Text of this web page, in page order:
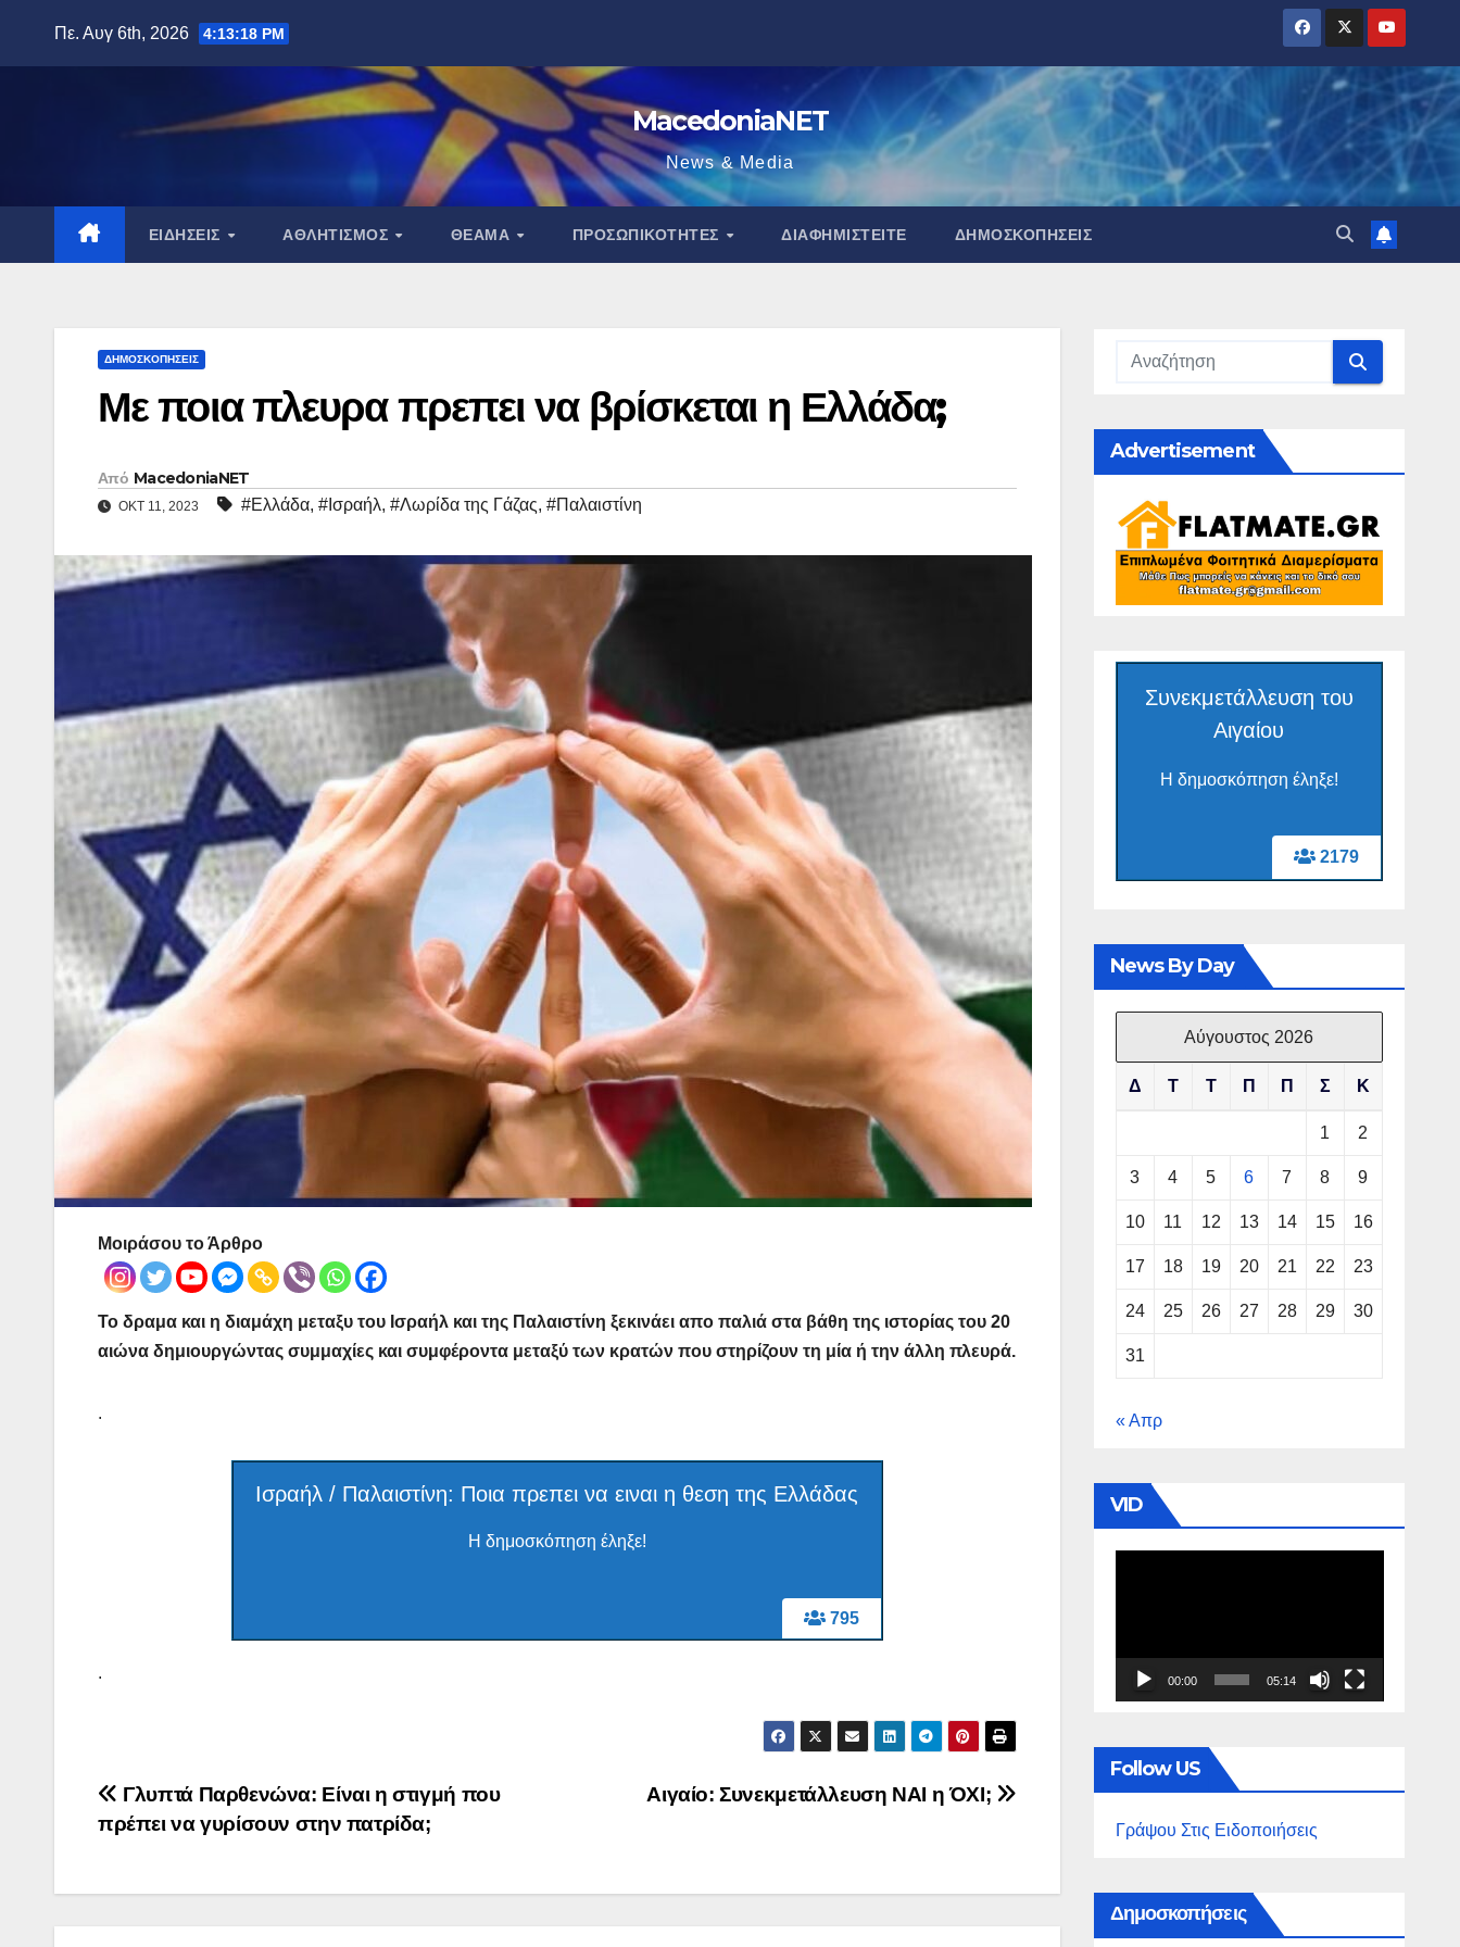
Πε. Αυγ 6th, 2026 4:13:19 PM
MacedoniaNET
News & Media
ΕΙΔΉΣΕΙΣ ΑΘΛΗΤΙΣΜΌΣ ΘΈΑΜΑ ΠΡΟΣΩΠΙΚΌΤΗΤΕΣ ΔΙΑΦΗΜΙΣΤΕΊΤΕ ΔΗΜΟΣΚΟΠΉΣΕΙΣ
ΔΗΜΟΣΚΟΠΉΣΕΙΣ
Με ποια πλευρα πρεπει να βρίσκεται η Ελλάδα;
Από MacedoniaNET
ΟΚΤ 11, 2023 #Ελλάδα, #Ισραήλ, #Λωρίδα της Γάζας, #Παλαιστίνη
Μοιράσου το Άρθρο
Το δραμα και η διαμάχη μεταξυ του Ισραήλ και της Παλαιστίνη ξεκινάει απο παλιά στα βάθη της ιστορίας του 20
αιώνα δημιουργώντας συμμαχίες και συμφέροντα μεταξύ των κρατών που στηρίζουν τη μία ή την άλλη πλευρά.
.
795
Ισραήλ / Παλαιστίνη: Ποια πρεπει να ειναι η θεση της Ελλάδας
Η δημοσκόπηση έληξε!
.
Πλοήγηση
άρθρων
Αιγαίο: Συνεκμετάλλευση ΝΑΙ η ΌΧΙ;
Γλυπτά Παρθενώνα: Είναι η στιγμή που
πρέπει να γυρίσουν στην πατρίδα;
Advertisement
2179
Συνεκμετάλλευση του
Αιγαίου
Η δημοσκόπηση έληξε!
News By Day
Αύγουστος 2026
Δ Τ Τ Π Π Σ Κ
1 2
3 4 5 6 7 8 9
10 11 12 13 14 15 16
17 18 19 20 21 22 23
24 25 26 27 28 29 30
31
« Απρ
VID
00:00 05:14
Follow US
Γράψου Στις Ειδοποιήσεις
Δημοσκοπήσεις